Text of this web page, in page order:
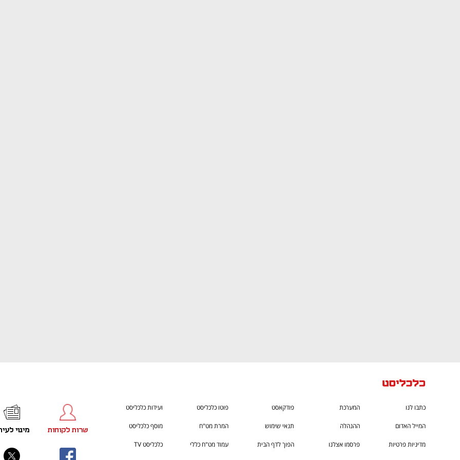
כתבו לנו המערכת פודקאסט פוטו כלכליסט ועידות כלכליסט
המייל האדום ההנהלה תנאי שימוש המרת מט"ח מוסף כלכליסט
מדיניות פרטיות פרסמו אצלנו הפוך לדף הבית עמוד מט"ח כללי כלכליסט TV
שרות לקוחות מינוי